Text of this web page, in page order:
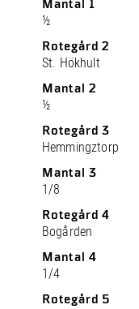
Mantal 1
½
Rotegård 2
St. Hökhult
Mantal 2
½
Rotegård 3
Hemmingztorp
Mantal 3
1/8
Rotegård 4
Bogården
Mantal 4
1/4
Rotegård 5